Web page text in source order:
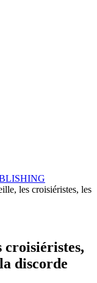
les croisiéristes, les
croisiéristes,
discorde